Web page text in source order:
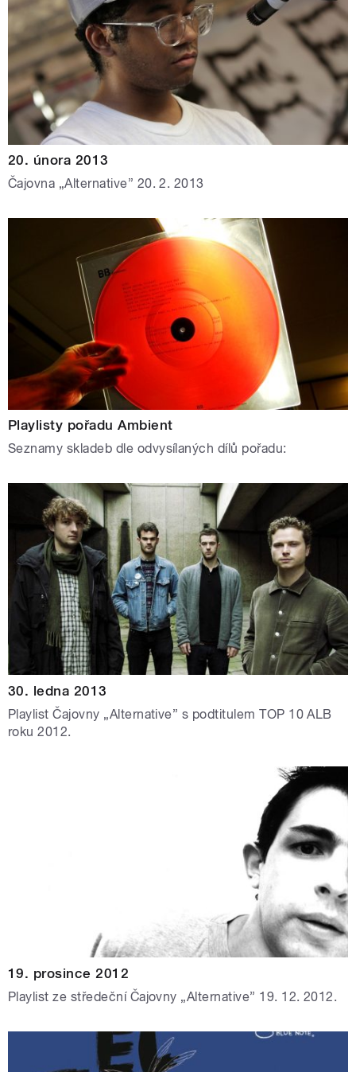
20. února 2013
Čajovna „Alternative” 20. 2. 2013
Playlisty pořadu Ambient
Seznamy skladeb dle odvysílaných dílů pořadu:
30. ledna 2013
Playlist Čajovny „Alternative” s podtitulem TOP 10 ALB
roku 2012.
19. prosince 2012
Playlist ze středeční Čajovny „Alternative” 19. 12. 2012.